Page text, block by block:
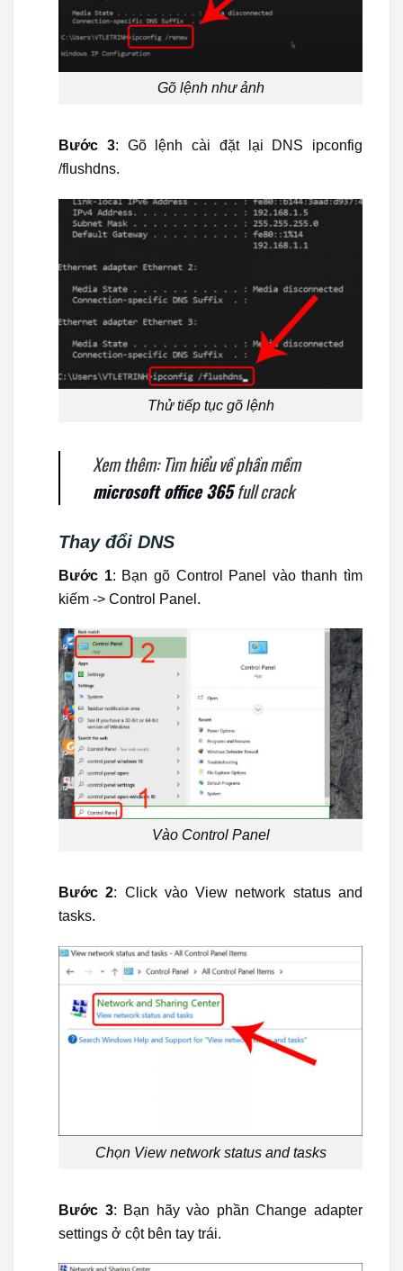
Gõ lệnh như ảnh
Bước 3: Gõ lệnh cài đặt lại DNS ipconfig
/flushdns.
Thử tiếp tục gõ lệnh
Xem thêm: Tìm hiểu về phần mềm
microsoft office 365full crack
Thay đổi DNS
Bước 1: Bạn gõ Control Panel vào thanh tìm
kiếm -> Control Panel.
Vào Control Panel
Bước 2: Click vào View network status and
tasks.
Chọn View network status and tasks
Bước 3: Bạn hãy vào phần Change adapter
settings ở cột bên tay trái.